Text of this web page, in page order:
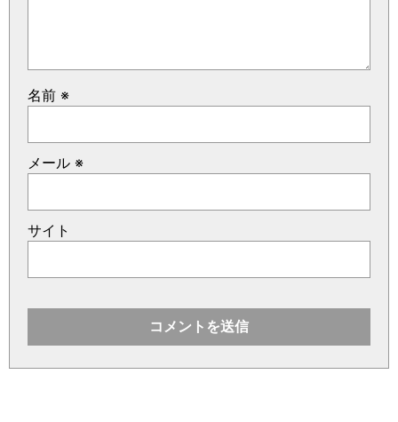
名前 ※
メール ※
サイト